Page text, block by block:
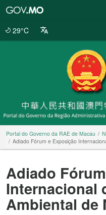
29°C
Portal do Governo da RAE de Macau
Adiado Fórum e Exposição
Adiado
Internacional
Ambiental de